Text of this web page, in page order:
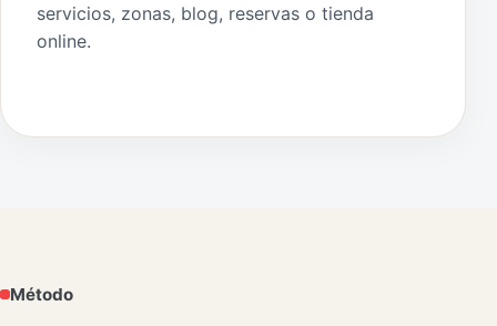
servicios, zonas, blog, reservas o tienda
online.
Método